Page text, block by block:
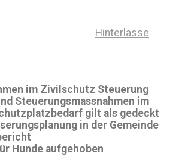
Hinterlasse
im Zivilschutz Steuerung
Steuerungsmassnahmen im
gilt als gedeckt
in der Gemeinde
Hunde aufgehoben